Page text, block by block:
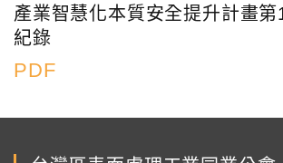
產業智慧化本質安全提升計畫第
紀錄
PDF